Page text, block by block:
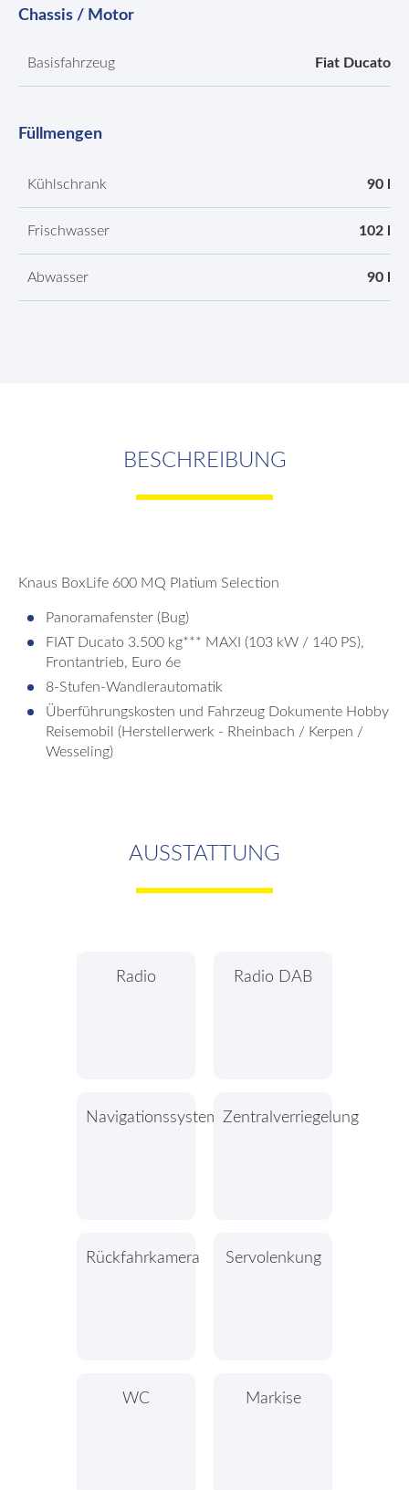
Chassis / Motor
Basisfahrzeug Fiat Ducato
Füllmengen
Kühlschrank 90 l
Frischwasser 102 l
Abwasser 90 l
BESCHREIBUNG
Knaus BoxLife 600 MQ Platium Selection
Panoramafenster (Bug)
FIAT Ducato 3.500 kg*** MAXI (103 kW / 140 PS),
Frontantrieb, Euro 6e
8-Stufen-Wandlerautomatik
Überführungskosten und Fahrzeug Dokumente Hobby
Reisemobil (Herstellerwerk - Rheinbach / Kerpen /
Wesseling)
AUSSTATTUNG
Radio Radio DAB
Navigationssystem Zentralverriegelung
Rückfahrkamera Servolenkung
WC Markise